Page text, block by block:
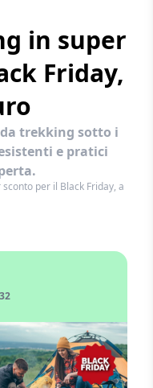
in super
Friday,
trekking sotto i
e pratici
per il Black Friday, a